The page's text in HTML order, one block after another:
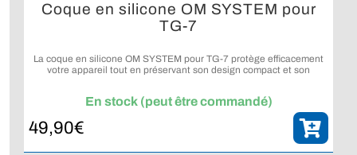
Coque en silicone OM SYSTEM pour
TG-7
La coque en silicone OM SYSTEM pour TG-7 protège efficacement
votre appareil tout en préservant son design compact et son
En stock (peut être commandé)
49,90€